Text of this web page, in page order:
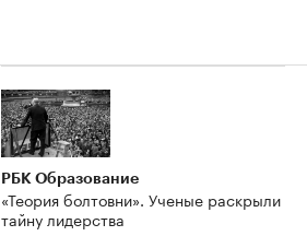
РБК Образование
«Теория болтовни». Ученые раскрыли
тайну лидерства